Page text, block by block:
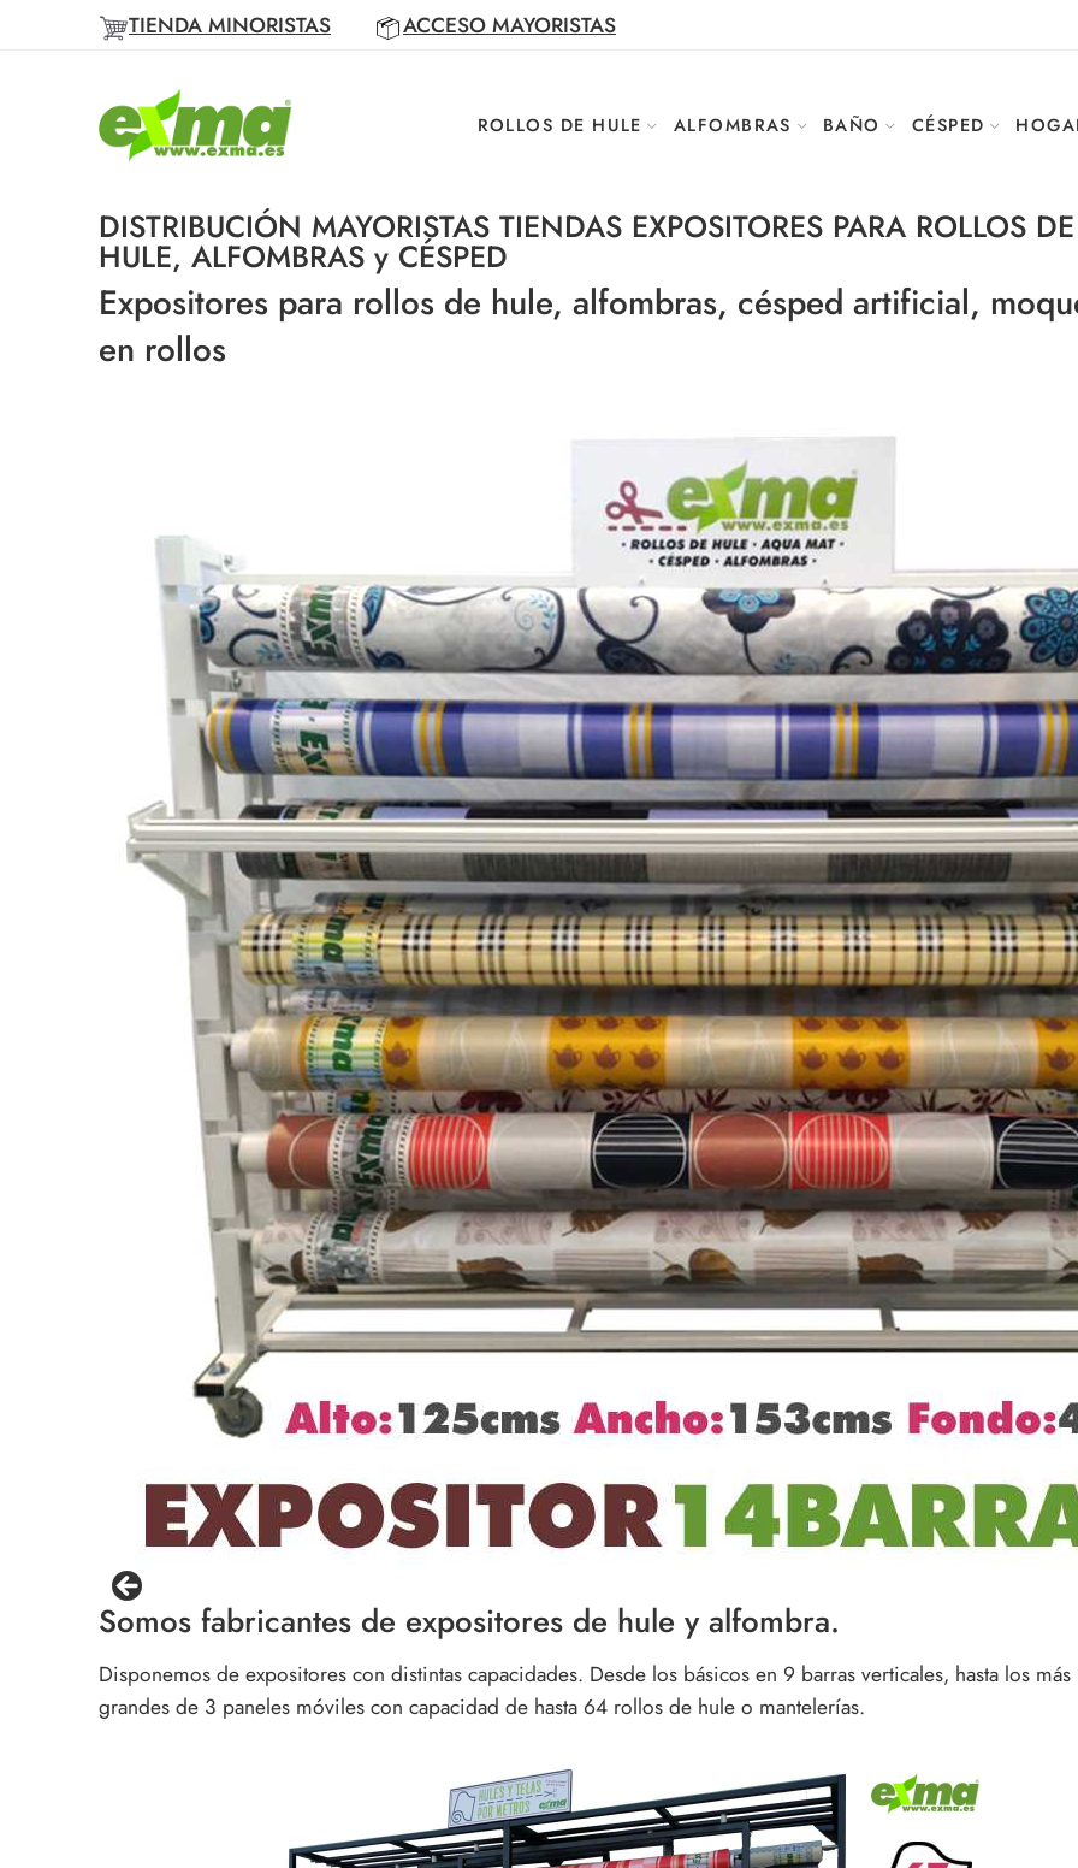
TIENDA MINORISTAS ACCESO MAYORISTAS
ROLLOS DE HULE ALFOMBRAS BAÑO CÉSPED
DISTRIBUCIÓN MAYORISTAS TIENDAS EXPOSITORES PARA ROLLOS DE
HULE, ALFOMBRAS y CÉSPED
Expositores para rollos de hule, alfombras, césped artificial,
en rollos
Somos fabricantes de expositores de hule y alfombra.
Disponemos de expositores con distintas capacidades. Desde los básicos en 9 barras verticales, hasta los más
grandes de 3 paneles móviles con capacidad de hasta 64 rollos de hule o mantelerías.